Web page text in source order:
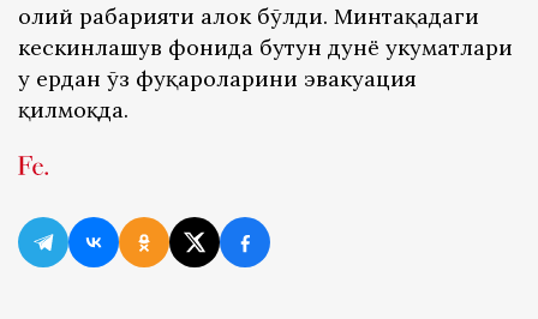
олий раҳбарияти ҳалок бўлди. Минтақадаги
кескинлашув фонида бутун дунё ҳукуматлари
у ердан ўз фуқароларини эвакуация
қилмоқда.